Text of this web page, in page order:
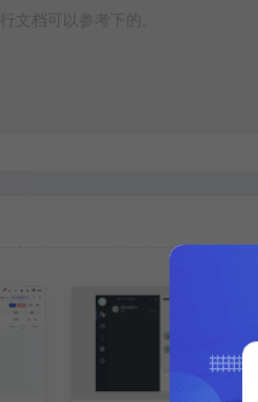
文档可以参考下的。